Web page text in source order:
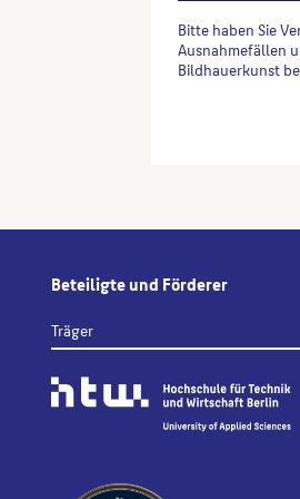
Bitte haben Sie
Ausnahmefällen
Bildhauerkunst
Beteiligte und Förderer
Träger